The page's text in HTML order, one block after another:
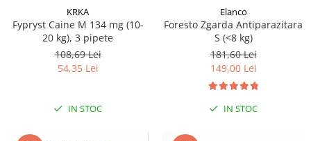
KRKA
Fypryst Caine M 134 mg (10-
20 kg), 3 pipete
108,69 Lei
54,35 Lei
IN STOC
Elanco
Foresto Zgarda Antiparazitara
S (<8 kg)
181,60 Lei
149,00 Lei
IN STOC